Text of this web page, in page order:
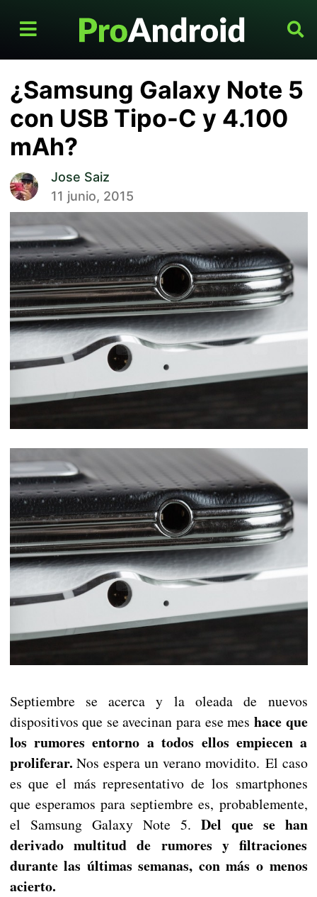
¿Samsung Galaxy Note 5
con USB Tipo-C y 4.100
mAh?
Jose Saiz
11 junio, 2015
Septiembre se acerca y la oleada de nuevos
dispositivos que se avecinan para ese mes hace que
los rumores entorno a todos ellos empiecen a
proliferar. Nos espera un verano movidito. El caso
es que el más representativo de los smartphones
que esperamos para septiembre es, probablemente,
el Samsung Galaxy Note 5. Del que se han
derivado multitud de rumores y filtraciones
durante las últimas semanas, con más o menos
acierto.